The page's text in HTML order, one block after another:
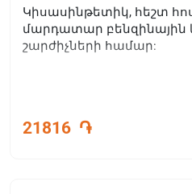
Կիսասինթետիկ, հեշտ
մարդատար բենզինային
շարժիչների համար:
21816 ֏